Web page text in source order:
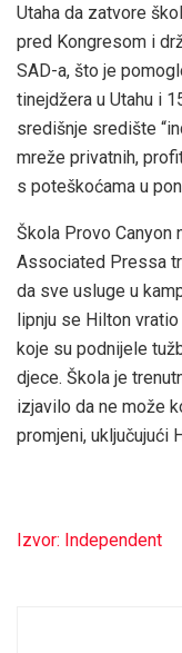
Utaha da zatvore
pred Kongresom i
SAD-a, što je
tinejdžera u Utahu i
središnje središte
mreže privatnih,
s poteškoćama u
Škola Provo Canyon
Associated Pressa
da sve usluge u
lipnju se Hilton
koje su podnijele
djece. Škola je
izjavilo da ne može
promjeni, uključujući
Izvor: Independent